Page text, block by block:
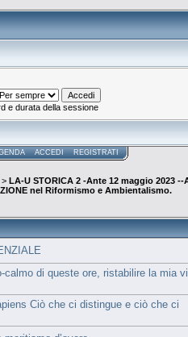
e durata della sessione
ACCEDI REGISTRATI
> LA-U STORICA 2 -Ante 12 maggio 2023 --
nel Riformismo e Ambientalismo.
calmo di queste ore, ristabilire la mia
Ciò che ci distingue e ciò che ci